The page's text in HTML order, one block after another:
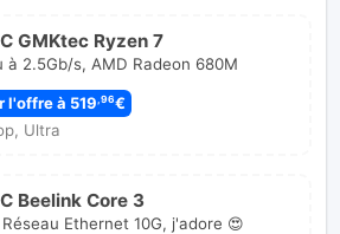
GMKtec Ryzen 7
à 2.5Gb/s, AMD Radeon 680M
l'offre à 519 ,96€
Ultra
Beelink Core 3
Ethernet 10G, j'adore 😍